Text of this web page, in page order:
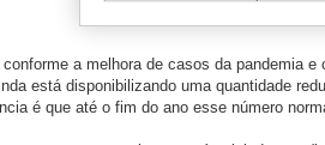
a melhora de casos da pandemia
está disponibilizando uma quantidade
é que até o fim do ano esse número